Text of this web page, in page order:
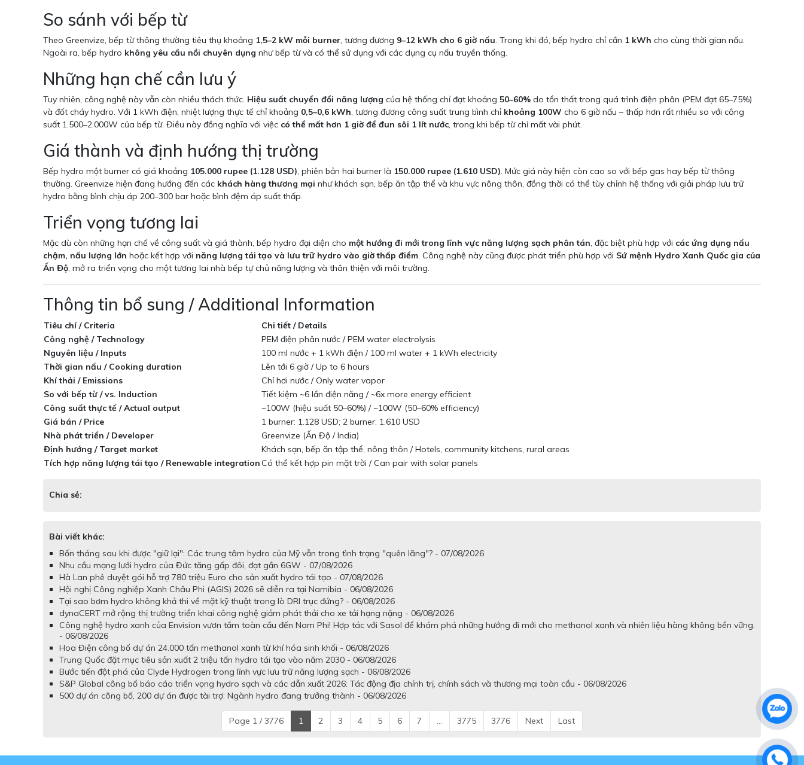
So sánh với bếp từ
Theo Greenvize, bếp từ thông thường tiêu thụ khoảng 1,5–2 kW mỗi burner, tương đương 9–12 kWh cho 6 giờ nấu. Trong khi đó, bếp hydro chỉ cần 1 kWh cho cùng thời gian nấu.
Ngoài ra, bếp hydro không yêu cầu nồi chuyên dụng như bếp từ và có thể sử dụng với các dụng cụ nấu truyền thống.
Những hạn chế cần lưu ý
Tuy nhiên, công nghệ này vẫn còn nhiều thách thức. Hiệu suất chuyển đổi năng lượng của hệ thống chỉ đạt khoảng 50–60% do tổn thất trong quá trình điện phân (PEM đạt 65–75%)
và đốt cháy hydro. Với 1 kWh điện, nhiệt lượng thực tế chỉ khoảng 0,5–0,6 kWh, tương đương công suất trung bình chỉ khoảng 100W cho 6 giờ nấu – thấp hơn rất nhiều so với công
suất 1.500–2.000W của bếp từ. Điều này đồng nghĩa với việc có thể mất hơn 1 giờ để đun sôi 1 lít nước, trong khi bếp từ chỉ mất vài phút.
Giá thành và định hướng thị trường
Bếp hydro một burner có giá khoảng 105.000 rupee (1.128 USD), phiên bản hai burner là 150.000 rupee (1.610 USD). Mức giá này hiện còn cao so với bếp gas hay bếp từ thông
thường. Greenvize hiện đang hướng đến các khách hàng thương mại như khách sạn, bếp ăn tập thể và khu vực nông thôn, đồng thời có thể tùy chỉnh hệ thống với giải pháp lưu trữ
hydro bằng bình chịu áp 200–300 bar hoặc bình đệm áp suất thấp.
Triển vọng tương lai
Mặc dù còn những hạn chế về công suất và giá thành, bếp hydro đại diện cho một hướng đi mới trong lĩnh vực năng lượng sạch phân tán, đặc biệt phù hợp với các ứng dụng nấu
chậm, nấu lượng lớn hoặc kết hợp với năng lượng tái tạo và lưu trữ hydro vào giờ thấp điểm. Công nghệ này cũng được phát triển phù hợp với Sứ mệnh Hydro Xanh Quốc gia của
Ấn Độ, mở ra triển vọng cho một tương lai nhà bếp tự chủ năng lượng và thân thiện với môi trường.
Thông tin bổ sung / Additional Information
Tiêu chí / Criteria
Chi tiết / Details
Công nghệ / Technology
PEM điện phân nước / PEM water electrolysis
Nguyên liệu / Inputs
100 ml nước + 1 kWh điện / 100 ml water + 1 kWh electricity
Thời gian nấu / Cooking duration
Lên tới 6 giờ / Up to 6 hours
Khí thải / Emissions
Chỉ hơi nước / Only water vapor
So với bếp từ / vs. Induction
Tiết kiệm ~6 lần điện năng / ~6x more energy efficient
Công suất thực tế / Actual output
~100W (hiệu suất 50–60%) / ~100W (50–60% efficiency)
Giá bán / Price
1 burner: 1.128 USD; 2 burner: 1.610 USD
Nhà phát triển / Developer
Greenvize (Ấn Độ / India)
Định hướng / Target market
Khách sạn, bếp ăn tập thể, nông thôn / Hotels, community kitchens, rural areas
Tích hợp năng lượng tái tạo / Renewable integrationCó thể kết hợp pin mặt trời / Can pair with solar panels
Chia sẻ:
Bài viết khác:
Bốn tháng sau khi được "giữ lại": Các trung tâm hydro của Mỹ vẫn trong tình trạng "quên lãng"? - 07/08/2026
Nhu cầu mạng lưới hydro của Đức tăng gấp đôi, đạt gần 6GW - 07/08/2026
Hà Lan phê duyệt gói hỗ trợ 780 triệu Euro cho sản xuất hydro tái tạo - 07/08/2026
Hội nghị Công nghiệp Xanh Châu Phi (AGIS) 2026 sẽ diễn ra tại Namibia - 06/08/2026
Tại sao bơm hydro không khả thi về mặt kỹ thuật trong lò DRI trục đứng? - 06/08/2026
dynaCERT mở rộng thị trường triển khai công nghệ giảm phát thải cho xe tải hạng nặng - 06/08/2026
Công nghệ hydro xanh của Envision vươn tầm toàn cầu đến Nam Phi! Hợp tác với Sasol để khám phá những hướng đi mới cho methanol xanh và nhiên liệu hàng không bền vững.
- 06/08/2026
Hoa Điện công bố dự án 24.000 tấn methanol xanh từ khí hóa sinh khối - 06/08/2026
Trung Quốc đặt mục tiêu sản xuất 2 triệu tấn hydro tái tạo vào năm 2030 - 06/08/2026
Bước tiến đột phá của Clyde Hydrogen trong lĩnh vực lưu trữ năng lượng sạch - 06/08/2026
S&P Global công bố báo cáo triển vọng hydro sạch và các dẫn xuất 2026: Tác động địa chính trị, chính sách và thương mại toàn cầu - 06/08/2026
500 dự án công bố, 200 dự án được tài trợ: Ngành hydro đang trưởng thành - 06/08/2026
Page 1 / 3776 1 2 3 4 5 6 7 ... 3775 3776 Next Last